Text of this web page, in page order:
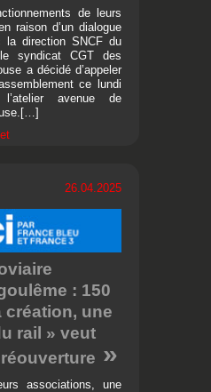
de leurs
raison d’un dialogue
la direction SNCF du
syndicat CGT des
a décidé d’appeler
ce lundi
avenue de
26.04.2025
: 150
création, une
rail » veut
associations, une